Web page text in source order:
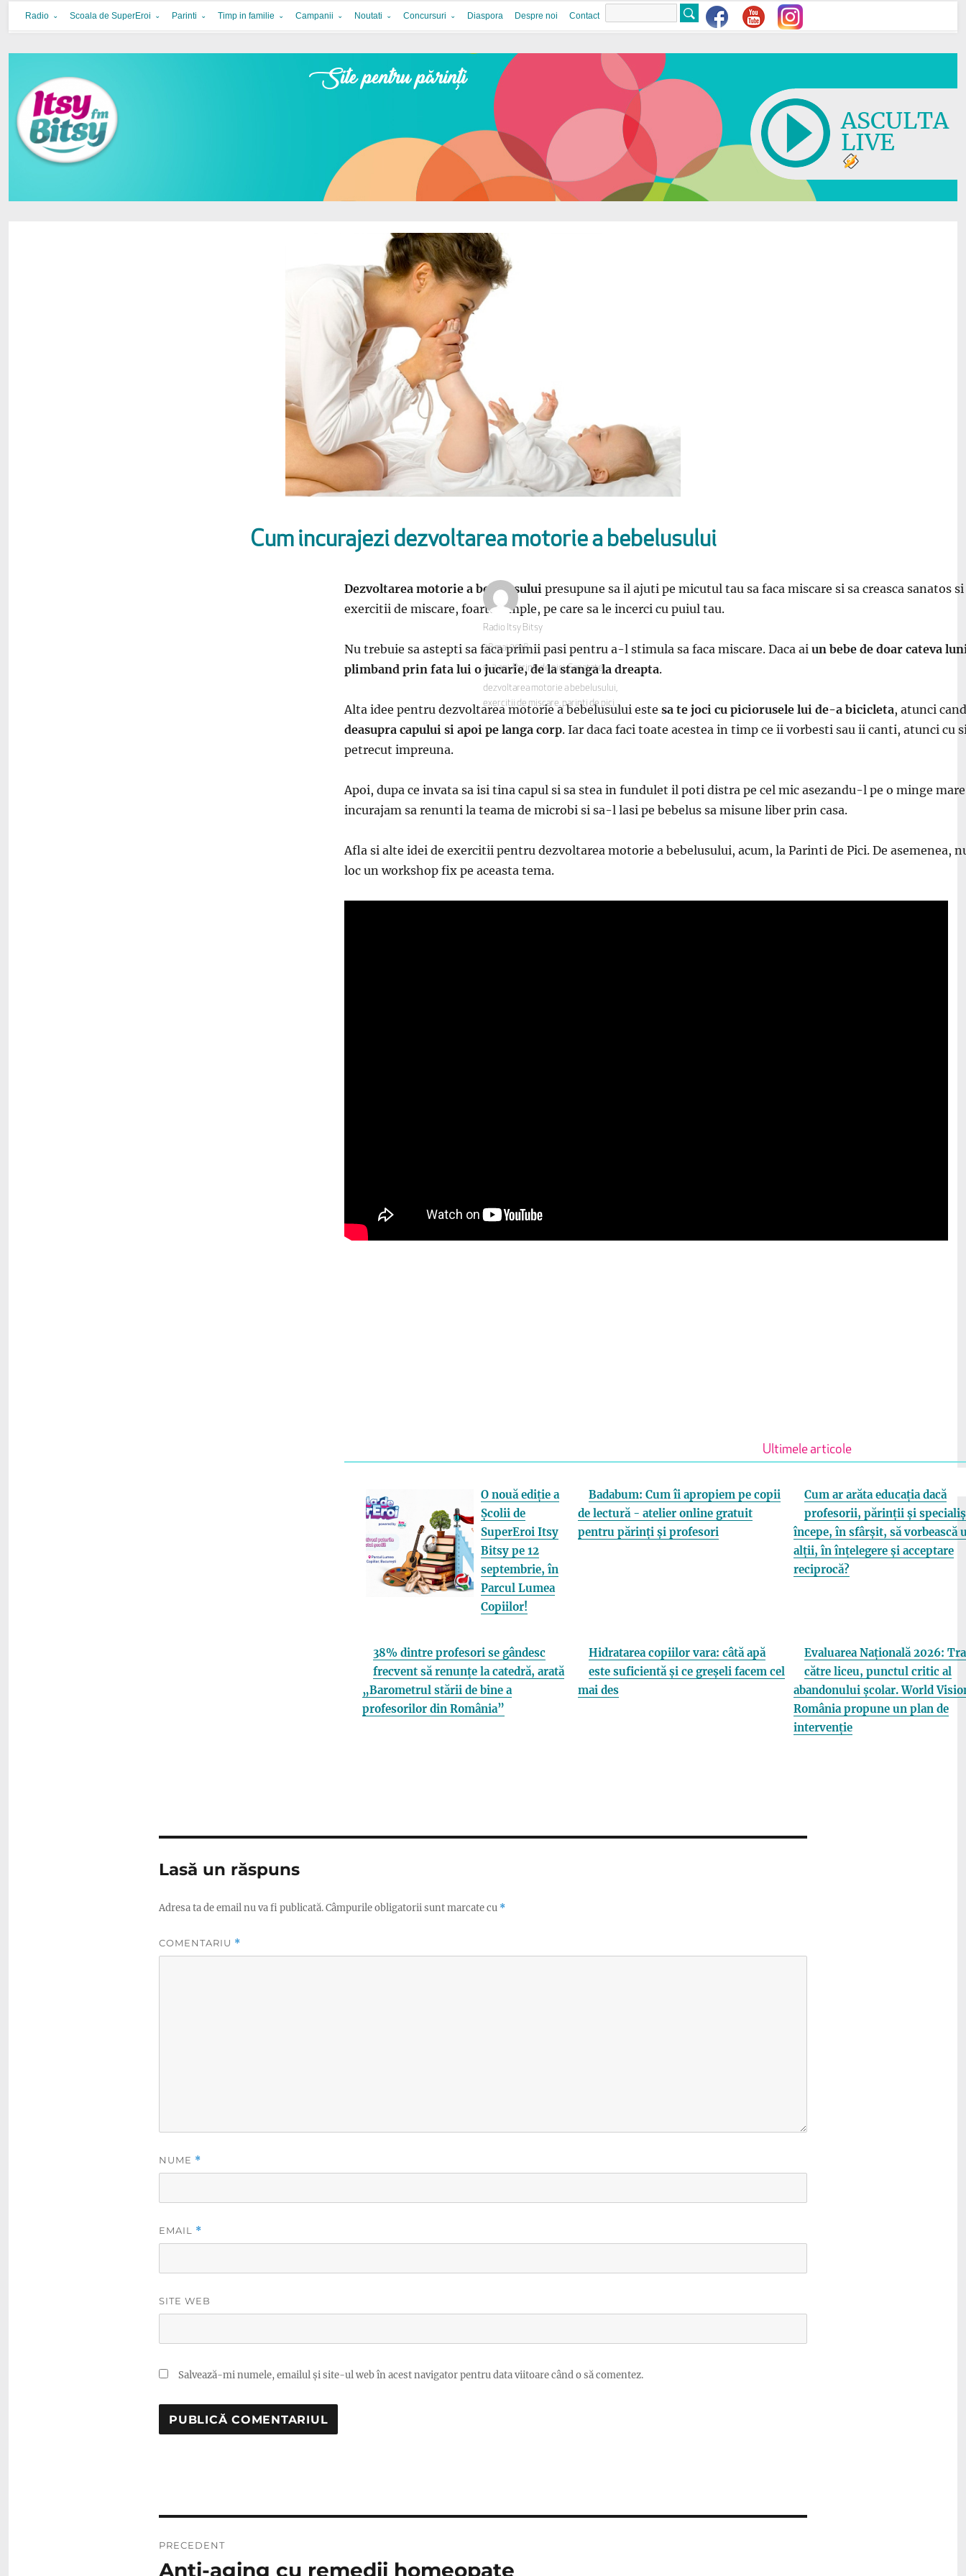
Itsy Bitsy
bucurie in familie
Radio Scoala de SuperEroi Parinti Timp in familie Campanii Noutati Concursuri Diaspora Despre noi Contact
ASCULTA
LIVE
Cum incurajezi dezvoltarea motorie a bebelusului
Dezvoltarea motorie a bebelusuluipresupune sa il ajuti pe micutul tau sa faca miscare si sa creasca sanatos
exercitii de miscare, foarte simple, pe care sa le incerci cu puiul tau.
Nu trebuie sa astepti sa faca primii pasi pentru a-l stimula sa faca miscare. Daca ai un bebe de doar cateva
plimband prin fata lui o jucarie, de la stanga la dreapta.
Alta idee pentru dezvoltarea motorie a bebelusului este sa te joci cu piciorusele lui de-a bicicleta, atunci
deasupra capului si apoi pe langa corp. Iar daca faci toate acestea in timp ce ii vorbesti sau ii canti, atunci
petrecut impreuna.
Apoi, dupa ce invata sa isi tina capul si sa stea in fundulet il poti distra pe cel mic asezandu-l pe o minge
incurajam sa renunti la teama de microbi si sa-l lasi pe bebelus sa misune liber prin casa.
Afla si alte idei de exercitii pentru dezvoltarea motorie a bebelusului, acum, la Parinti de Pici. De asemenea,
loc un workshop fix pe aceasta tema.
Ultimele articole
O nouă ediție a
Școlii de
SuperEroi Itsy
Bitsy pe 12
septembrie, în
Parcul Lumea
Copiilor!
Badabum: Cum îi apropiem pe copii
de lectură - atelier online gratuit
pentru părinți și profesori
Cum ar arăta educația dacă
profesorii, părinții și
începe, în sfârșit, să vorbească
alții, în înțelegere și acceptare
reciprocă?
38% dintre profesori se gândesc
frecvent să renunțe la catedră, arată
„Barometrul stării de bine a
profesorilor din România”
Hidratarea copiilor vara: câtă apă
este suficientă și ce greșeli facem cel
mai des
Evaluarea Națională 2026:
către liceu, punctul critic al
abandonului școlar. World
România propune un plan de
intervenție
Autor
Radio Itsy Bitsy
Publicat
pe
28 mai 2018
Categorii
0-2 ani,Parinti de pici,Sanatate
Etichete
dezvoltarea motorie a bebelusului,
exercitii de miscare, parinti de pici
Lasă un răspuns
Adresa ta de email nu va fi publicată.Câmpurile obligatorii sunt marcate cu *
COMENTARIU *
NUME *
EMAIL *
SITE WEB
Salvează-mi numele, emailul și site-ul web în acest navigator pentru data viitoare când o să comentez.
în
PRECEDENT
Articolul
Anti-aging cu remedii homeopate